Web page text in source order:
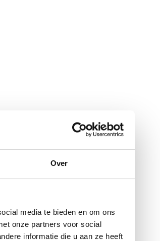
Over
media te bieden en om ons
onze partners voor social
informatie die u aan ze heeft